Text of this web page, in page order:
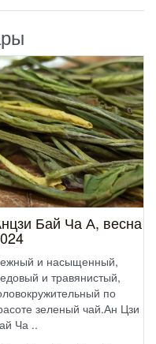
Бай Ча А, весна
и насыщенный,
и травянистый,
по
зеленый чай.Ан Цзи
Ча ..